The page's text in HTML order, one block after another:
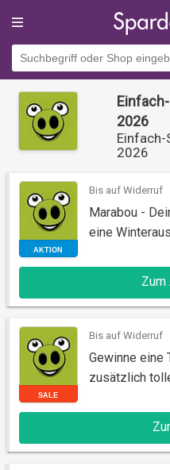
2026
2026
Bis auf Widerruf
Marabou -
eine
Zum
Bis auf Widerruf
Gewinne eine
zusätzlich